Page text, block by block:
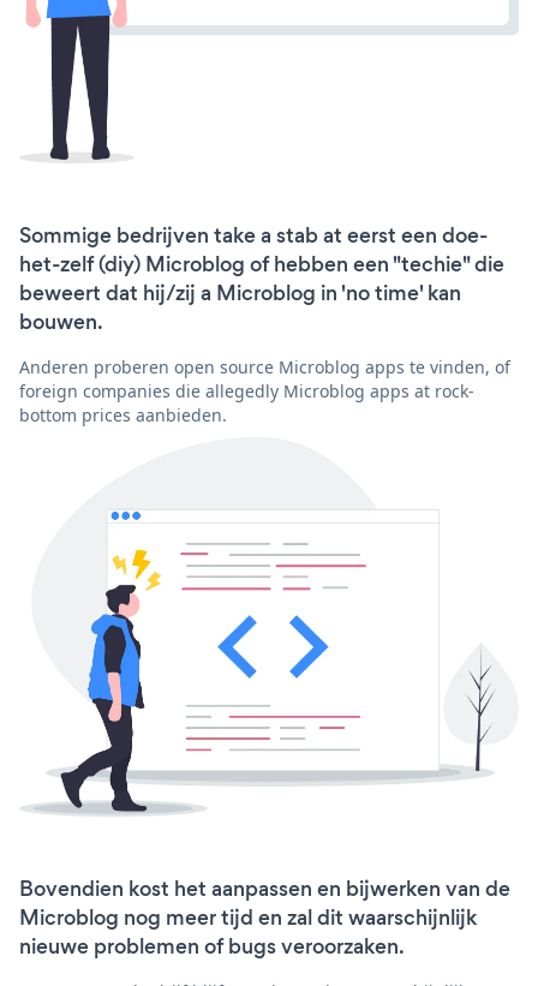
Sommige bedrijven take a stab at eerst een doe-
het-zelf (diy) Microblog of hebben een "techie" die
beweert dat hij/zij a Microblog in 'no time' kan
bouwen.
Anderen proberen open source Microblog apps te vinden, of
foreign companies die allegedly Microblog apps at rock-
bottom prices aanbieden.
Bovendien kost het aanpassen en bijwerken van de
Microblog nog meer tijd en zal dit waarschijnlijk
nieuwe problemen of bugs veroorzaken.